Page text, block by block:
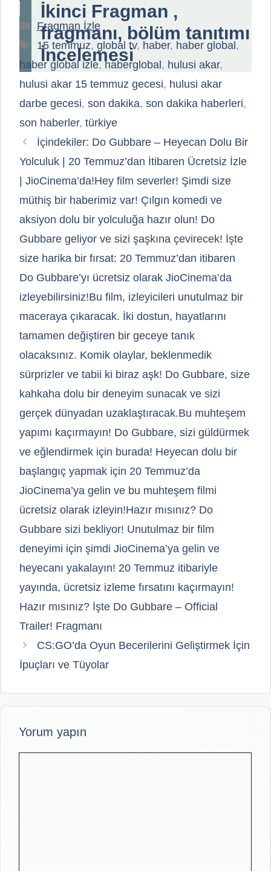
İkinci Fragman ,
fragmanı, bölüm tanıtımı
İncelemesi
Kategoriler
Fragman İzle
Etiketler
15 temmuz, global tv, haber, haber global,
haber global izle,haberglobal, hulusi akar,
hulusi akar 15 temmuz gecesi, hulusi akar
darbe gecesi, son dakika, son dakika haberleri,
son haberler, türkiye
İçindekiler: Do Gubbare – Heyecan Dolu Bir
Yolculuk | 20 Temmuz’dan İtibaren Ücretsiz İzle
| JioCinema’da!Hey film severler! Şimdi size
müthiş bir haberimiz var! Çılgın komedi ve
aksiyon dolu bir yolculuğa hazır olun! Do
Gubbare geliyor ve sizi şaşkına çevirecek! İşte
size harika bir fırsat: 20 Temmuz’dan itibaren
Do Gubbare’yı ücretsiz olarak JioCinema’da
izleyebilirsiniz!Bu film, izleyicileri unutulmaz bir
maceraya çıkaracak. İki dostun, hayatlarını
tamamen değiştiren bir geceye tanık
olacaksınız. Komik olaylar, beklenmedik
sürprizler ve tabii ki biraz aşk! Do Gubbare, size
kahkaha dolu bir deneyim sunacak ve sizi
gerçek dünyadan uzaklaştıracak.Bu muhteşem
yapımı kaçırmayın! Do Gubbare, sizi güldürmek
ve eğlendirmek için burada! Heyecan dolu bir
başlangıç yapmak için 20 Temmuz’da
JioCinema’ya gelin ve bu muhteşem filmi
ücretsiz olarak izleyin!Hazır mısınız? Do
Gubbare sizi bekliyor! Unutulmaz bir film
deneyimi için şimdi JioCinema’ya gelin ve
heyecanı yakalayın! 20 Temmuz itibariyle
yayında, ücretsiz izleme fırsatını kaçırmayın!
Hazır mısınız? İşte Do Gubbare – Official
Trailer! Fragmanı
CS:GO’da Oyun Becerilerini Geliştirmek İçin
İpuçları ve Tüyolar
Yorum yapın